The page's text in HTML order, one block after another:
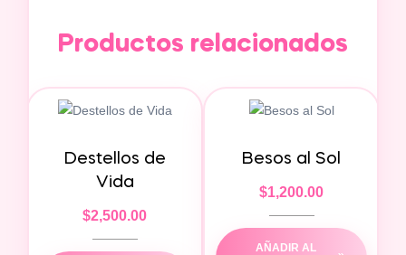
Productos relacionados
Destellos de
Vida
$2,500.00
Besos al Sol
$1,200.00
AÑADIR AL